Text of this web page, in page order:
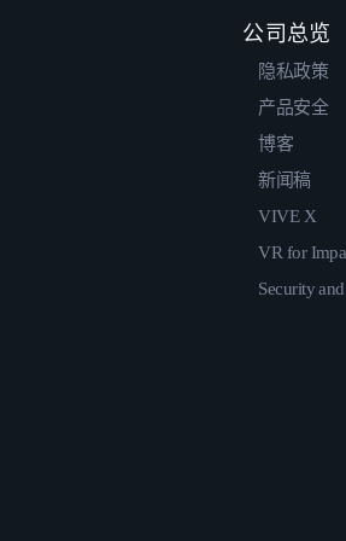
公司总览
隐私政策
产品安全
博客
新闻稿
VIVE X
VR for
Security